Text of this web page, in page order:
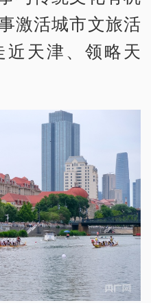
激活城市文旅活
天津、领略天